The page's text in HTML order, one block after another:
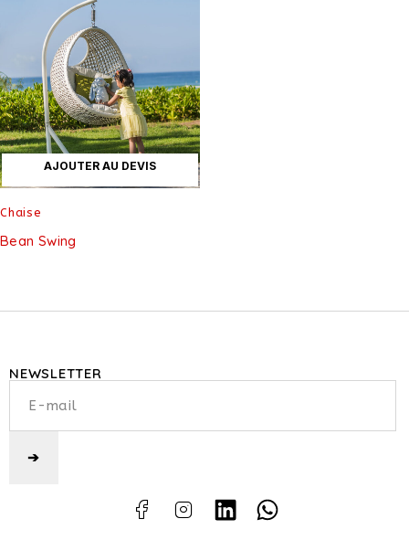
AJOUTER AU DEVIS
Chaise
Bean Swing
NEWSLETTER